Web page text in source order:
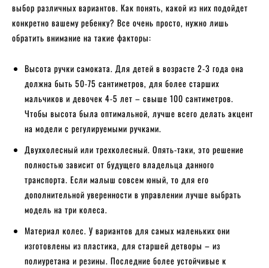
выбор различных вариантов. Как понять, какой из них подойдет
конкретно вашему ребенку? Все очень просто, нужно лишь
обратить внимание на такие факторы:
Высота ручки самоката. Для детей в возрасте 2-3 года она
должна быть 50-75 сантиметров, для более старших
мальчиков и девочек 4-5 лет – свыше 100 сантиметров.
Чтобы высота была оптимальной, лучше всего делать акцент
на модели с регулируемыми ручками.
Двухколесный или трехколесный. Опять-таки, это решение
полностью зависит от будущего владельца данного
транспорта. Если малыш совсем юный, то для его
дополнительной уверенности в управлении лучше выбрать
модель на три колеса.
Материал колес. У вариантов для самых маленьких они
изготовлены из пластика, для старшей детворы – из
полиуретана и резины. Последние более устойчивые к